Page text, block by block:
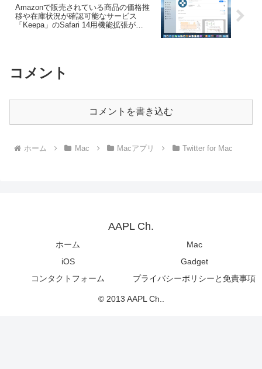
Amazonで販売されている商品の価格推
移や在庫状況が確認可能なサービス
「Keepa」のSafari 14用機能拡張が
コメント
コメントを書き込む
ホーム Mac Macアプリ Twitter for Mac
AAPL Ch.
ホーム
Mac
iOS
Gadget
コンタクトフォーム
プライバシーポリシーと免責事項
© 2013 AAPL Ch..